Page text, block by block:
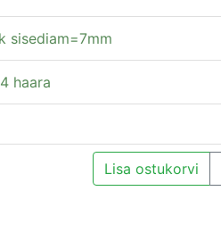
sisediam=7mm
haara
Lisa ostukorvi